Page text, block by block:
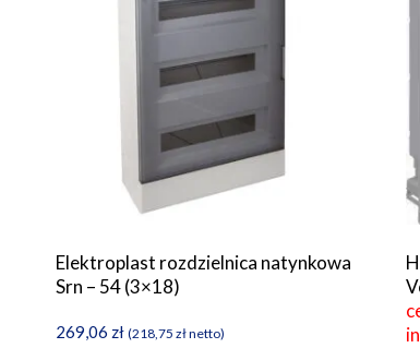
Elektroplast rozdzielnica natynkowa
Srn – 54 (3×18)
269,06 zł (218,75 złnetto)